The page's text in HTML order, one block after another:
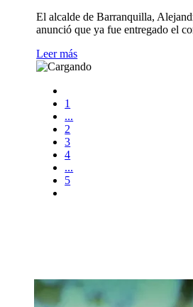
El alcalde de Barranquilla,
anunció que ya fue entregado el
Leer más
1
...
2
3
4
...
5